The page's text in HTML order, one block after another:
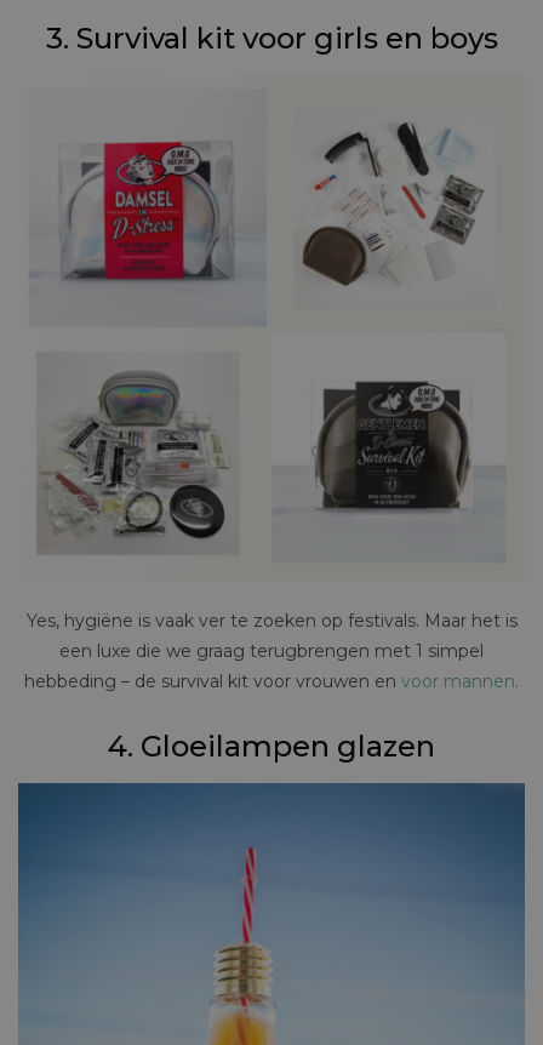
3. Survival kit voor girls en boys
Yes, hygiëne is vaak ver te zoeken op festivals. Maar het is
een luxe die we graag terugbrengen met 1 simpel
hebbeding – de survival kit voor vrouwen en voor mannen.
4. Gloeilampen glazen